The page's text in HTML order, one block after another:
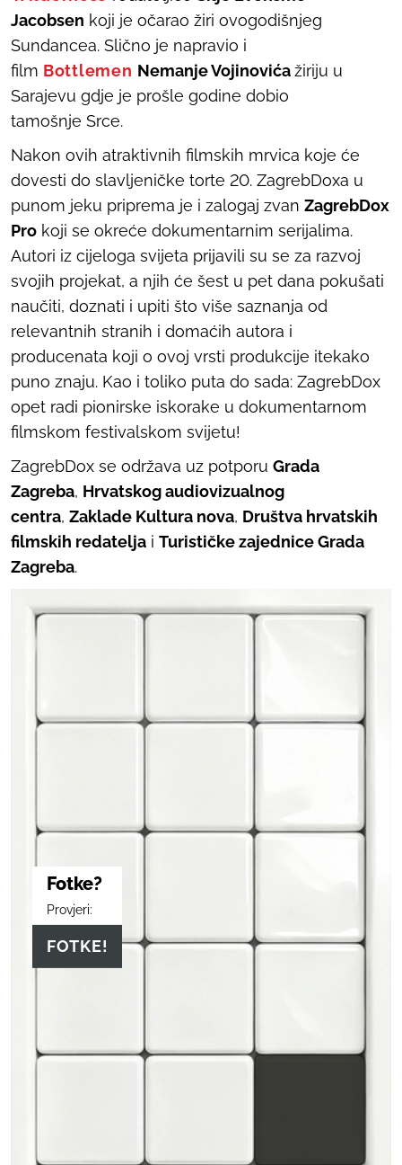
Jacobsen koji je očarao žiri ovogodišnjeg
Sundancea. Slično je napravio i
film Bottlemen Nemanje Vojinovićažiriju u
Sarajevu gdje je prošle godine dobio
tamošnje Srce.
Nakon ovih atraktivnih filmskih mrvica koje će
dovesti do slavljeničke torte 20. ZagrebDoxa u
punom jeku priprema je i zalogaj zvan ZagrebDox
Pro koji se okreće dokumentarnim serijalima.
Autori iz cijeloga svijeta prijavili su se za razvoj
svojih projekat, a njih će šest u pet dana pokušati
naučiti, doznati i upiti što više saznanja od
relevantnih stranih i domaćih autora i
producenata koji o ovoj vrsti produkcije itekako
puno znaju. Kao i toliko puta do sada: ZagrebDox
opet radi pionirske iskorake u dokumentarnom
filmskom festivalskom svijetu!
ZagrebDox se održava uz potporu Grada
Zagreba, Hrvatskog audiovizualnog
centra, Zaklade Kultura nova, Društva hrvatskih
filmskih redatelja i Turističke zajednice Grada
Zagreba.
Fotke?
Provjeri:
FOTKE!